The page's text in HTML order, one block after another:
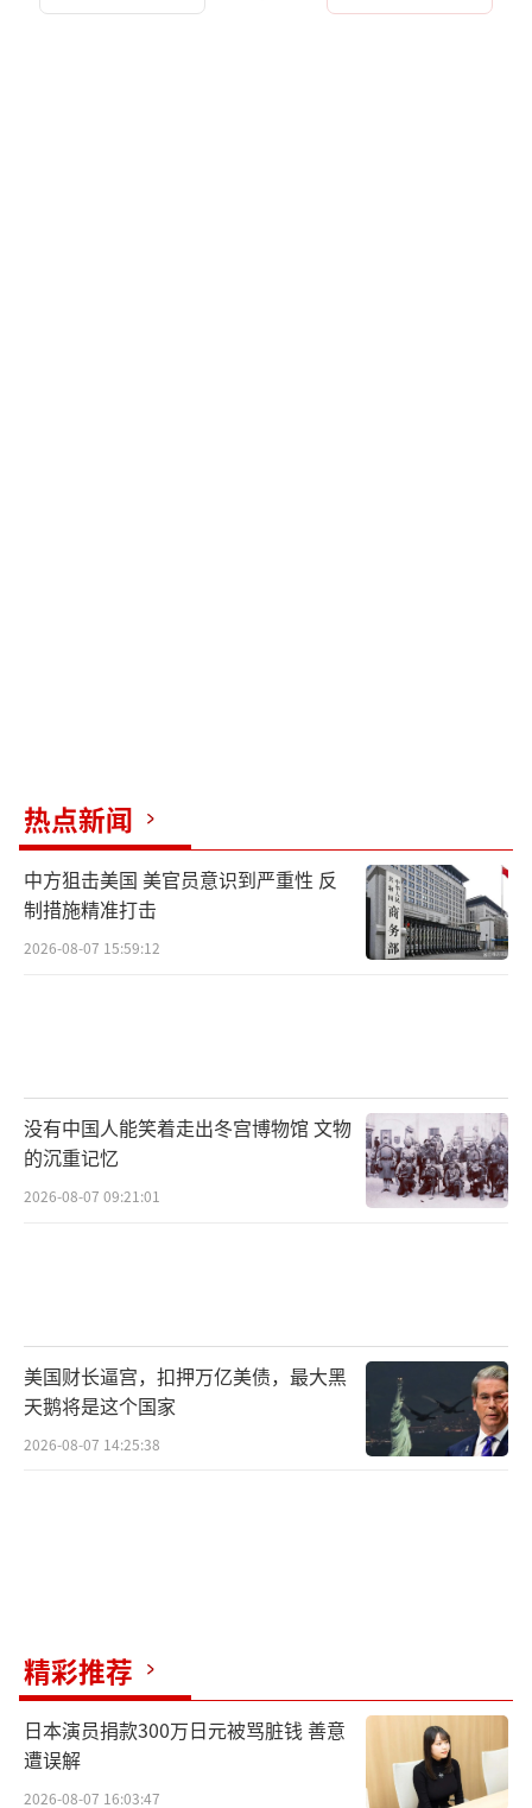
热点新闻
中方狙击美国 美官员意识到严重性 反
制措施精准打击
2026-08-07 15:59:12
没有中国人能笑着走出冬宫博物馆 文物
的沉重记忆
2026-08-07 09:21:01
美国财长逼宫，扣押万亿美债，最大黑
天鹅将是这个国家
2026-08-07 14:25:38
精彩推荐
日本演员捐款300万日元被骂脏钱 善意
遭误解
2026-08-07 16:03:47